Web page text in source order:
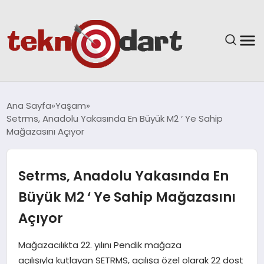
YAŞAM
GÜNDEM
SPOR
Ana Sayfa Yaşam
Setrms, Anadolu Yakasında En Büyük M2 ‘ Ye Sahip
Mağazasını Açıyor
Setrms, Anadolu Yakasında En
Büyük M2 ‘ Ye Sahip Mağazasını
Açıyor
Mağazacılıkta 22. yılını Pendik mağaza
açılışıyla kutlayan SETRMS, açılışa özel olarak 22 dost